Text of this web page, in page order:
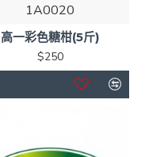
1A0020
高一彩色糖柑(5斤)
$250